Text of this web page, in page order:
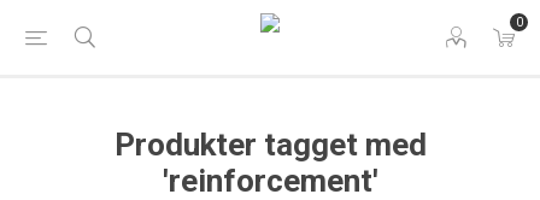
0
Produkter tagget med
'reinforcement'